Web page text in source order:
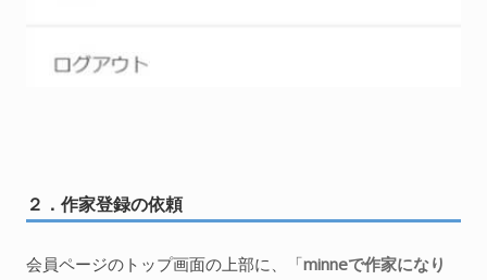
２．作家登録の依頼
会員ページのトップ画面の上部に、「minneで作家になり